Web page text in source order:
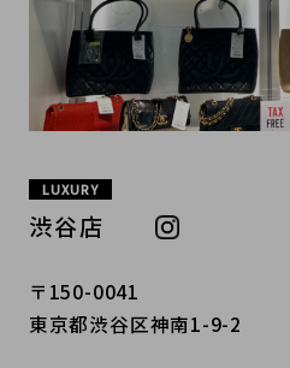
LUXURY
渋谷店
〒150-0041
東京都渋谷区神南1-9-2